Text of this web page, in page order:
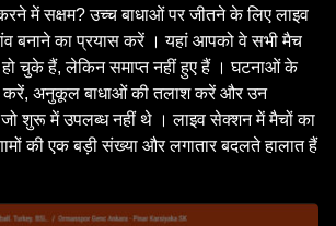
में सक्षम? उच्च बाधाओं पर जीतने के लिए लाइव
बनाने का प्रयास करें । यहां आपको वे सभी मैच
चुके हैं, लेकिन समाप्त नहीं हुए हैं । घटनाओं के
करें, अनुकूल बाधाओं की तलाश करें और उन
जो शुरू में उपलब्ध नहीं थे । लाइव सेक्शन में मैचों का
की एक बड़ी संख्या और लगातार बदलते हालात हैं